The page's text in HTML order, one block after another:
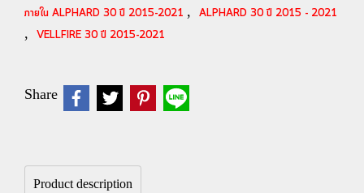
ภายใน ALPHARD 30 ปี 2015-2021 , ALPHARD 30 ปี 2015 - 2021
, VELLFIRE 30 ปี 2015-2021
Share
Product description